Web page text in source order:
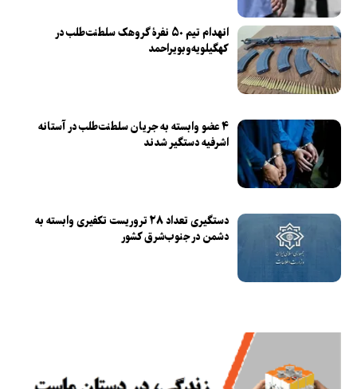
انهدام تیم ۵۰ نفرهٔ گروهک سلطنت‌طلب‌ در
کهگیلویه‌وبویراحمد
۴ عضو وابسته به جریان سلطنت‌طلب در آستانه
اشرفیه دستگیر شدند
دستگیری تعداد ۲۸ تروریست تکفیری وابسته به
دشمن در جنوب‌شرق کشور